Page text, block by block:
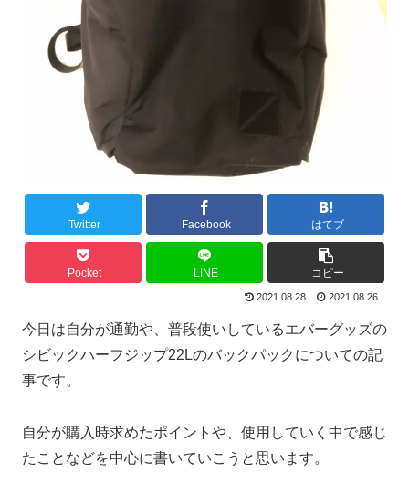
Twitter Facebook はてブ
Pocket LINE コピー
2021.08.28 2021.08.26
今日は自分が通勤や、普段使いしているエバーグッズの
シビックハーフジップ22Lのバックパックについての記
事です。
自分が購入時求めたポイントや、使用していく中で感じ
たことなどを中心に書いていこうと思います。